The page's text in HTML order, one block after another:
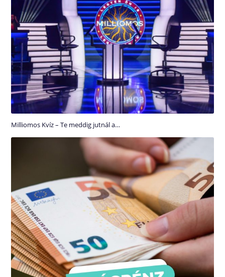
Milliomos Kvíz – Te meddig jutnál a…